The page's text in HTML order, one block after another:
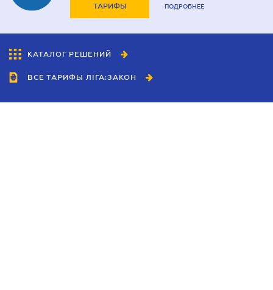
ТАРИФЫ ПОДРОБНЕЕ
КАТАЛОГ РЕШЕНИЙ
ВСЕ ТАРИФЫ ЛІГА:ЗАКОН